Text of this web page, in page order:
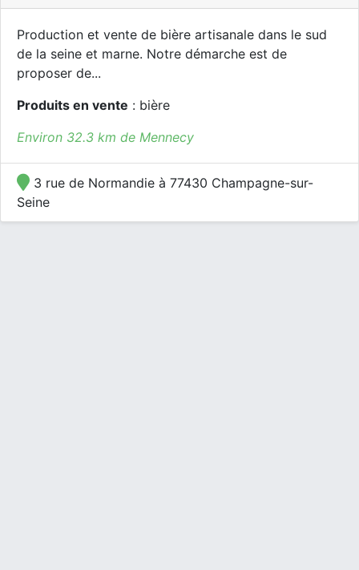
Production et vente de bière artisanale dans le sud
de la seine et marne. Notre démarche est de
proposer de...
Produits en vente : bière
Environ 32.3 km de Mennecy
3 rue de Normandie à 77430 Champagne-sur-
Seine